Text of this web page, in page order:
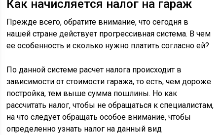
Как начисляется налог на гараж
Прежде всего, обратите внимание, что сегодня в
нашей стране действует прогрессивная система. В чем
ее особенность и сколько нужно платить согласно ей?
По данной системе расчет налога происходит в
зависимости от стоимости гаража, то есть, чем дороже
постройка, тем выше сумма пошлины. Но как
рассчитать налог, чтобы не обращаться к специалистам,
на что следует обращать особое внимание, чтобы
определенно узнать налог на данный вид